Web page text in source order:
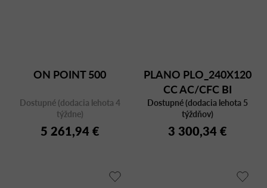
ON POINT 500
Dostupné (dodacia lehota 4
týždne)
5 261,94 €
PLANO PLO_240X120
CC AC/CFC BI
Dostupné (dodacia lehota 5
týždňov)
3 300,34 €